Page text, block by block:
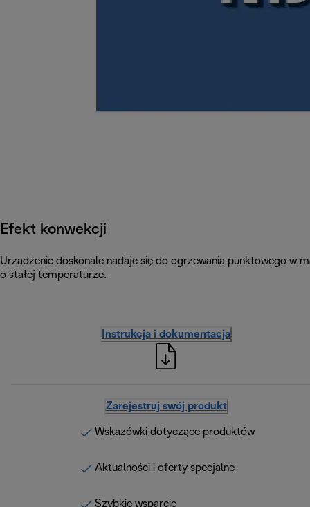
Efekt konwekcji
Urządzenie doskonale nadaje się do ogrzewania punktowego w
o stałej temperaturze.
Instrukcja i dokumentacja
Zarejestruj swój produkt
Wskazówki dotyczące produktów
Aktualności i oferty specjalne
Szybkie wsparcie